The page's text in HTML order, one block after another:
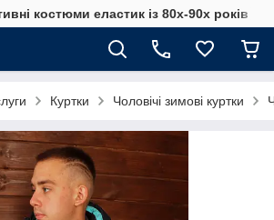
костюми еластик із 80х-90х років
Куртки Чоловічі зимові куртки